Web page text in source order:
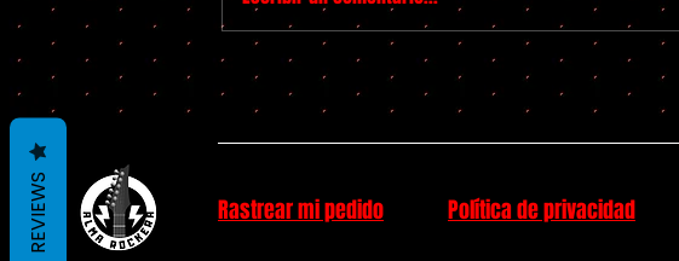
Rastrear mi pedido Política de privacidad
REVIEWS